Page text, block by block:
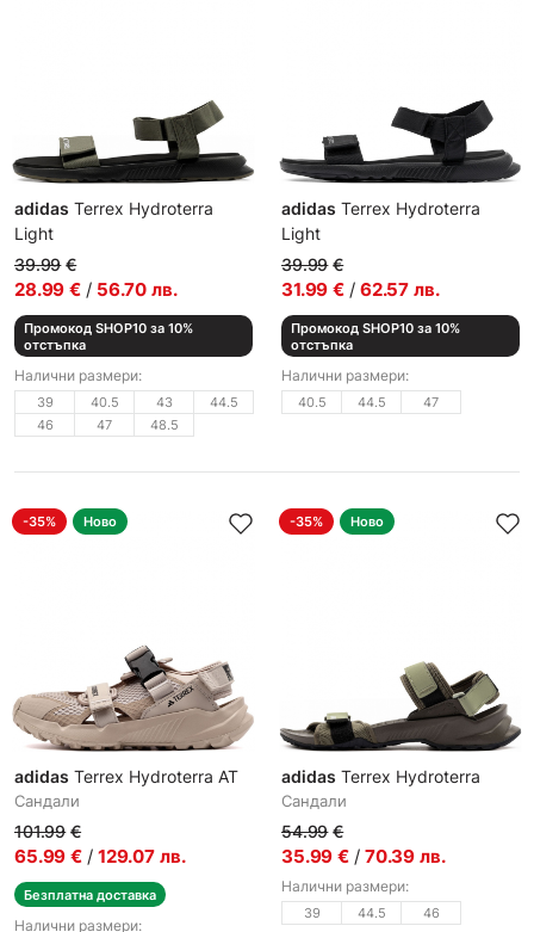
adidas Terrex Hydroterra
Light
Сандали
39.99 €
28.99 € / 56.70 лв.
Промокод SHOP10 за 10%
отстъпка
Налични размери:
39 40.5 43
44.5
46
47 48.5
adidas Terrex Hydroterra
Light
Сандали
39.99 €
31.99 € / 62.57 лв.
Промокод SHOP10 за 10%
отстъпка
Налични размери:
40.5 44.5 47
-35% Ново
adidas Terrex Hydroterra AT
Сандали
101.99 €
65.99 € / 129.07 лв.
Безплатна доставка
Налични размери:
-35% Ново
adidas Terrex Hydroterra
Сандали
54.99 €
35.99 € / 70.39 лв.
Налични размери:
39 44.5 46